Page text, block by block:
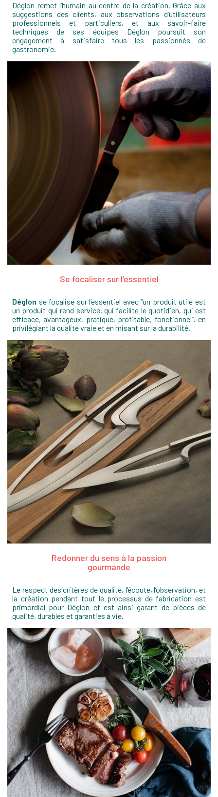
Déglon remet l’humain au centre de la création. Grâce aux
suggestions des clients, aux observations d’utilisateurs
professionnels et particuliers, et aux savoir-faire
techniques de ses équipes Déglon poursuit son
engagement à satisfaire tous les passionnés de
gastronomie.
Se focaliser sur l’essentiel
Déglon se focalise sur l’essentiel avec “un produit utile est
un produit qui rend service, qui facilite le quotidien, qui est
efficace, avantageux, pratique, profitable, fonctionnel”. en
privilégiant la qualité vraie et en misant sur la durabilité.
Redonner du sens à la passion
gourmande
Le respect des critères de qualité, l’écoute, l’observation, et
la création pendant tout le processus de fabrication est
primordial pour Déglon et est ainsi garant de pièces de
qualité, durables et garanties à vie.